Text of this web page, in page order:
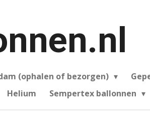
(ophalen of bezorgen)
Helium Sempertex ballonnen